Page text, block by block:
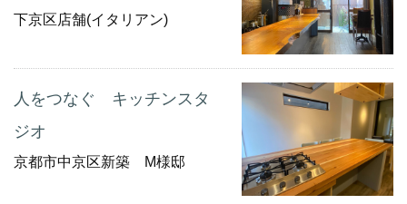
下京区店舗(イタリアン)
人をつなぐ キッチンスタ
ジオ
京都市中京区新築 M様邸